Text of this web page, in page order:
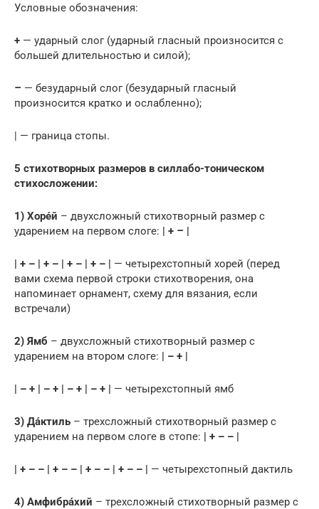
Условные обозначения:
+ — ударный слог (ударный гласный произносится с
большей длительностью и силой);
– — безударный слог (безударный гласный
произносится кратко и ослабленно);
| — граница стопы.
5 стихотворных размеров в силлабо-тоническом
стихосложении:
1) Хорéй – двухсложный стихотворный размер с
ударением на первом слоге: | + – |
| + – | + – | + – | + – | — четырехстопный хорей (перед
вами схема первой строки стихотворения, она
напоминает орнамент, схему для вязания, если
встречали)
2) Ямб – двухсложный стихотворный размер с
ударением на втором слоге: | – + |
| – + | – + | – + | – + | — четырехстопный ямб
3) Дáктиль – трехсложный стихотворный размер с
ударением на первом слоге в стопе: | + – – |
| + – – | + – – | + – – | + – – | — четырехстопный дактиль
4) Амфибрáхий – трехсложный стихотворный размер с